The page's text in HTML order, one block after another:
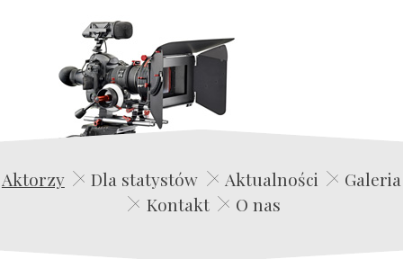
Edwin Film Agencja Aktorska
Aktorzy Dla statystów Aktualności
Galeria
Kontakt
O nas